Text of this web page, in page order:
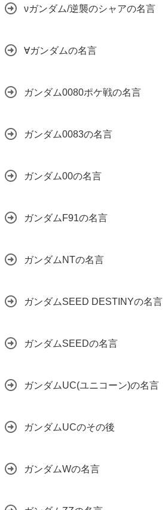
νガンダム/逆襲のシャアの名言
∀ガンダムの名言
ガンダム0080ポケ戦の名言
ガンダム0083の名言
ガンダム00の名言
ガンダムF91の名言
ガンダムNTの名言
ガンダムSEED DESTINYの名言
ガンダムSEEDの名言
ガンダムUC(ユニコーン)の名言
ガンダムUCのその後
ガンダムWの名言